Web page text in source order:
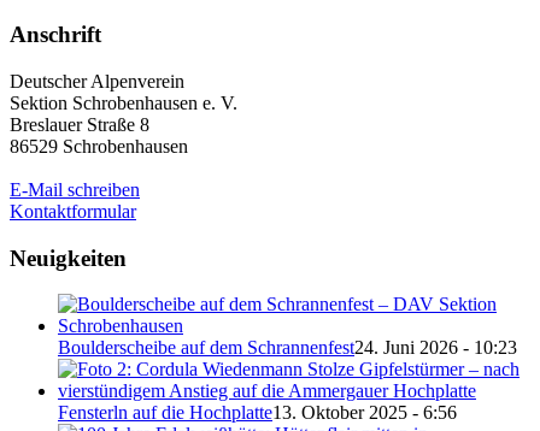
Anschrift
Deutscher Alpenverein
Sektion Schrobenhausen e. V.
Breslauer Straße 8
86529 Schrobenhausen
E-Mail schreiben
Kontaktformular
Neuigkeiten
Boulderscheibe auf dem Schrannenfest24. Juni 2026 - 10:23
Fensterln auf die Hochplatte13. Oktober 2025 - 6:56